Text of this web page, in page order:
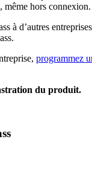
même hors connexion.
à d’autres
programmez
du produit.